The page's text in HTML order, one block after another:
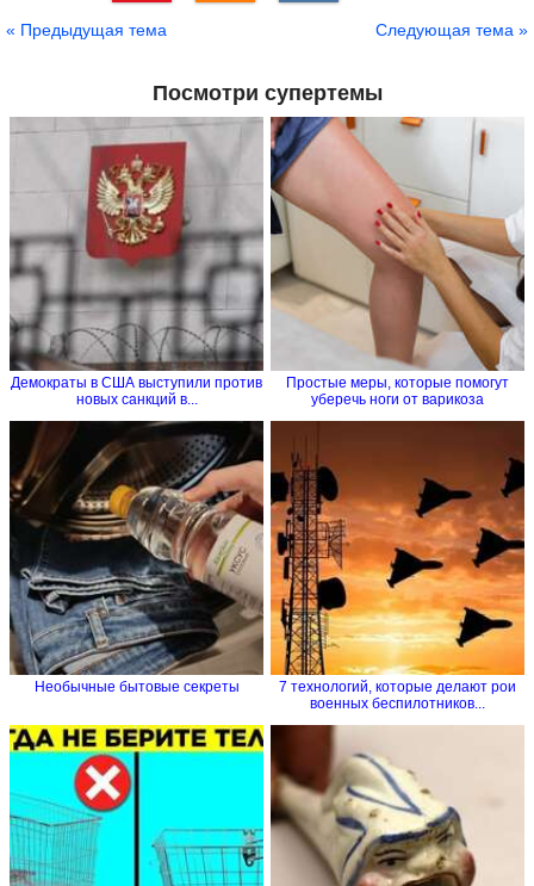
« Предыдущая тема Следующая тема »
Посмотри супертемы
Демократы в США выступили против
новых санкций в...
Простые меры, которые помогут
уберечь ноги от варикоза
Необычные бытовые секреты
7 технологий, которые делают рои
военных беспилотников...